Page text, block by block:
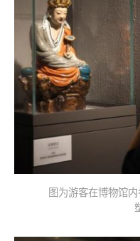
图为游客在博物馆内参